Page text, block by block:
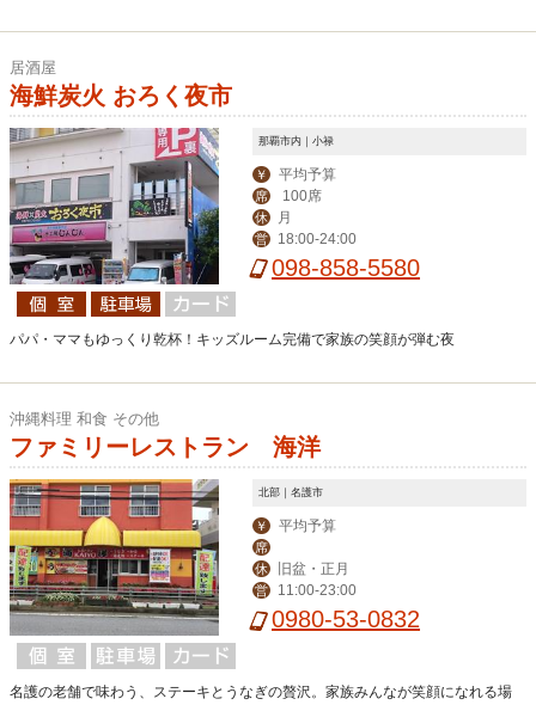
居酒屋
海鮮炭火 おろく夜市
那覇市内｜小禄
￥ 平均予算
席 100席
休 月
営 18:00-24:00
098-858-5580
パパ・ママもゆっくり乾杯！キッズルーム完備で家族の笑顔が弾む夜
沖縄料理 和食 その他
ファミリーレストラン 海洋
北部｜名護市
￥ 平均予算
席
休
旧盆・正月
営 11:00-23:00
0980-53-0832
名護の老舗で味わう、ステーキとうなぎの贅沢。家族みんなが笑顔になれる場